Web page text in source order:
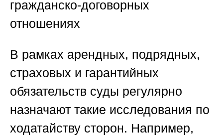
гражданско-договорных
отношениях
В рамках арендных, подрядных,
страховых и гарантийных
обязательств суды регулярно
назначают такие исследования по
ходатайству сторон. Например,